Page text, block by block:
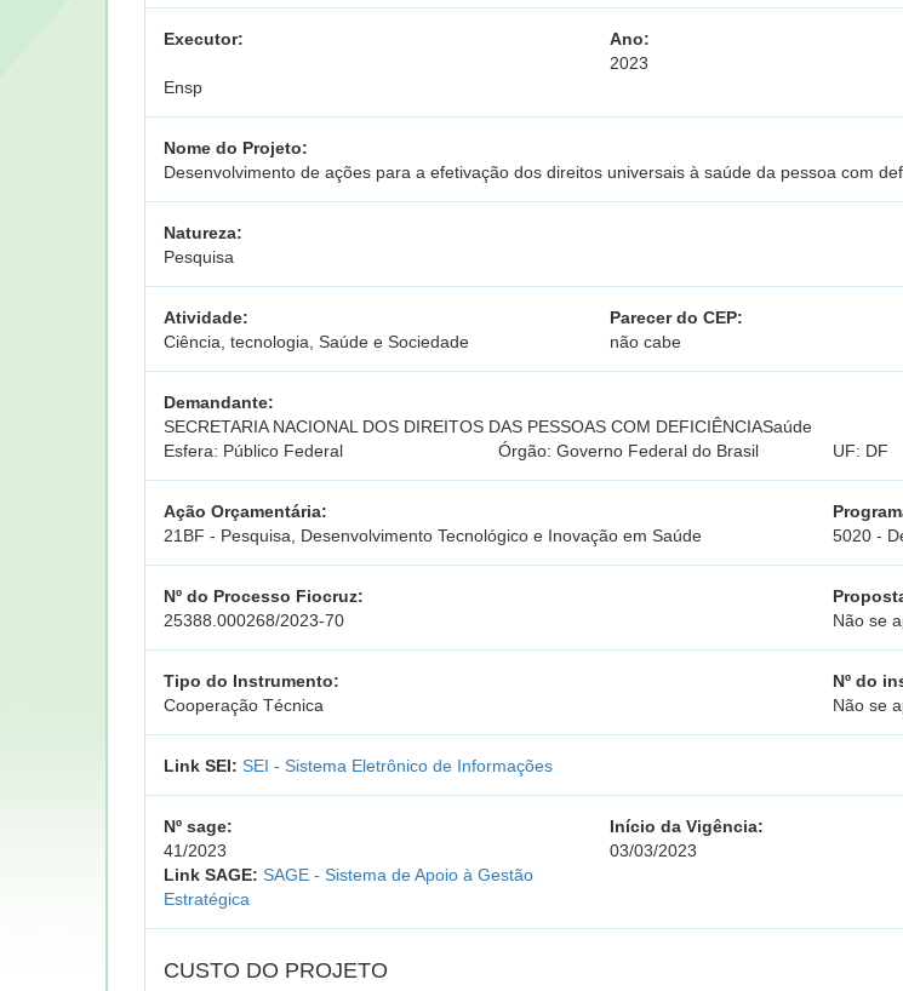
Executor:
Ensp
Ano:
2023
Nome do Projeto:
Desenvolvimento de ações para a efetivação dos direitos universais à saúde da pessoa com
Natureza:
Pesquisa
Atividade:
Ciência, tecnologia, Saúde e Sociedade
Parecer do CEP:
não cabe
Demandante:
SECRETARIA NACIONAL DOS DIREITOS DAS PESSOAS COM DEFICIÊNCIASaúde
Esfera: Público Federal
Órgão: Governo Federal do Brasil UF: DF
Ação Orçamentária:
21BF - Pesquisa, Desenvolvimento Tecnológico e Inovação em Saúde
5020 -
Nº do Processo Fiocruz:
25388.000268/2023-70
Não se
Tipo do Instrumento:
Cooperação Técnica
Nº do
Não se
Link SEI: SEI - Sistema Eletrônico de Informações
Nº sage:
41/2023
Link SAGE: SAGE - Sistema de Apoio à Gestão
Estratégica
Início da Vigência:
03/03/2023
CUSTO DO PROJETO